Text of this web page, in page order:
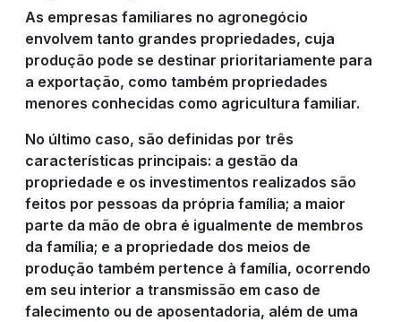
As empresas familiares no agronegócio
envolvem tanto grandes propriedades, cuja
produção pode se destinar prioritariamente para
a exportação, como também propriedades
menores conhecidas como agricultura familiar.
No último caso, são definidas por três
características principais: a gestão da
propriedade e os investimentos realizados são
feitos por pessoas da própria família; a maior
parte da mão de obra é igualmente de membros
da família; e a propriedade dos meios de
produção também pertence à família, ocorrendo
em seu interior a transmissão em caso de
falecimento ou de aposentadoria, além de uma